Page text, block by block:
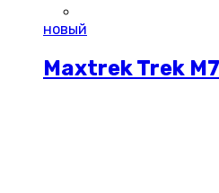
новый
Maxtrek Trek